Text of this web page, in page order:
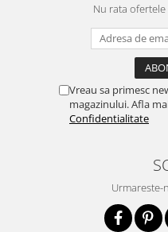
Nu rata
Vreau sa primesc
magazinului. Afla
Confidentialitate
Urmareste-